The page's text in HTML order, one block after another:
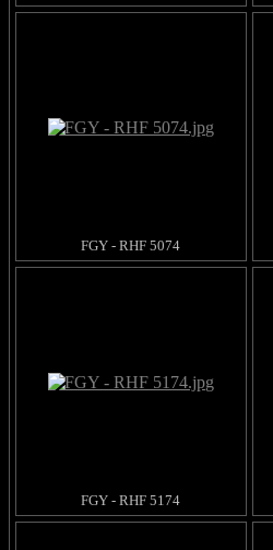
FGY - RHF 5074
FGY - RHF 5174